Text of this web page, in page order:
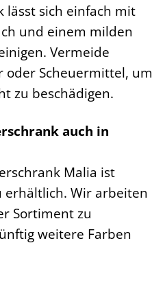
lässt sich einfach mit
und einem milden
Vermeide
oder Scheuermittel, um
zu beschädigen.
auch in
Malia ist
erhältlich. Wir arbeiten
Sortiment zu
weitere Farben